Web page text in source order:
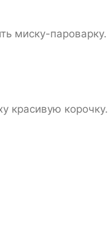
миску-пароварку.
красивую корочку.